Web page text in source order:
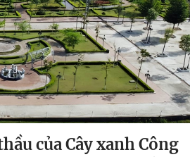
của Cây xanh Công